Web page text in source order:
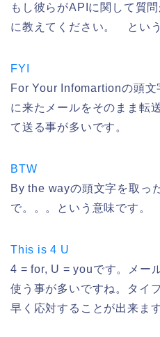
もし彼らがAPIに関して質
に教えてください。 という
FYI
For Your Infomartionの頭文
に来たメールをそのまま転
て送る事が多いです。
BTW
By the wayの頭文字を取っ
で。。。という意味です。
This is 4 U
4 = for, U = youです。メー
使う事が多いですね。タイ
早く応対することが出来ま